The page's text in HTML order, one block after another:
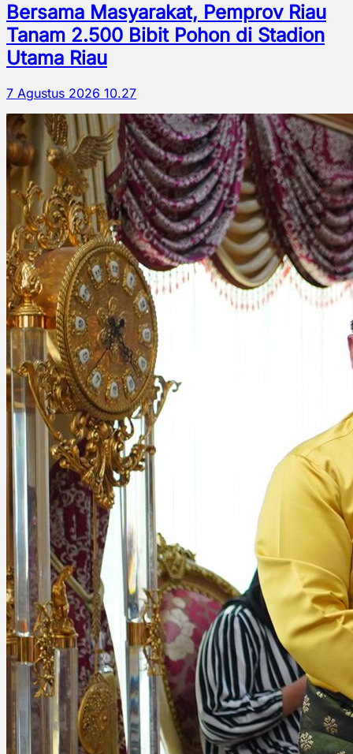
Bersama Masyarakat, Pemprov Riau
Tanam 2.500 Bibit Pohon di Stadion
Utama Riau
7 Agustus 2026 10.27